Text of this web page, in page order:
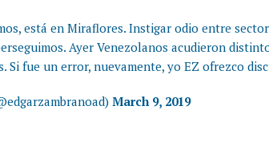
está en Miraflores. Instigar odio entre
Ayer Venezolanos acudieron
Si fue un error, nuevamente, yo EZ ofrezco
March 9, 2019